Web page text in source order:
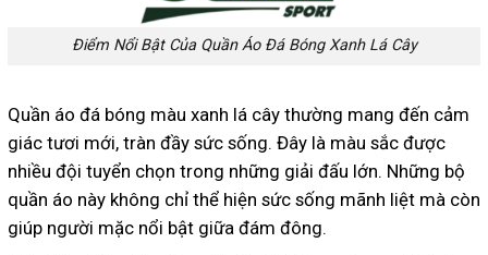
Điểm Nổi Bật Của Quần Áo Đá Bóng Xanh Lá Cây
Quần áo đá bóng màu xanh lá cây thường mang đến cảm
giác tươi mới, tràn đầy sức sống. Đây là màu sắc được
nhiều đội tuyển chọn trong những giải đấu lớn. Những bộ
quần áo này không chỉ thể hiện sức sống mãnh liệt mà còn
giúp người mặc nổi bật giữa đám đông.